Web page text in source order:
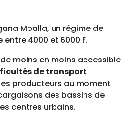
Mballa, un régime de
entre 4000 et 6000 F.
moins en moins accessible
de transport
producteurs au moment
des bassins de
centres urbains.